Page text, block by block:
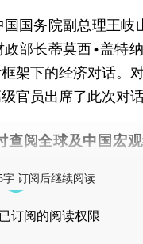
国务院副总理王岐
部长蒂莫西•盖特
架下的经济对话。
官员出席了此次对话
查阅全球及中国宏
字 订阅后继续阅读
订阅的阅读权限